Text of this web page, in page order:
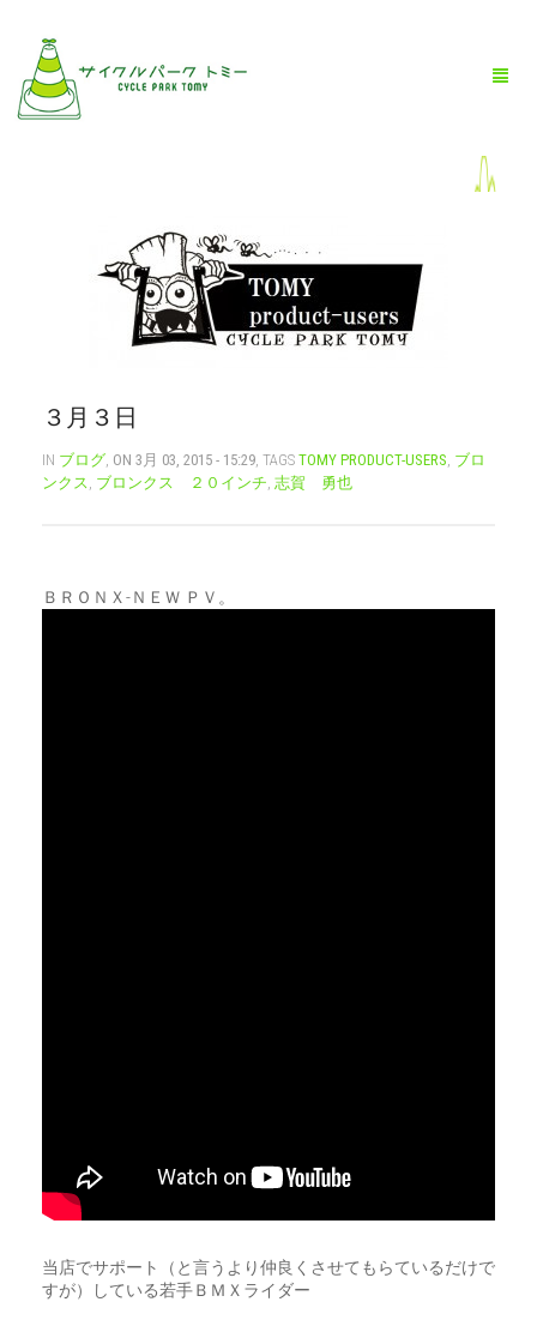
お問い合わせ
３月３日
IN ブログ, ON 3月 03, 2015 - 15:29, TAGS TOMY PRODUCT-USERS, ブロ
ンクス, ブロンクス ２０インチ, 志賀 勇也
ＢＲＯＮＸ-ＮＥＷ ＰＶ。
当店でサポート（と言うより仲良くさせてもらているだけで
すが）している若手ＢＭＸライダー